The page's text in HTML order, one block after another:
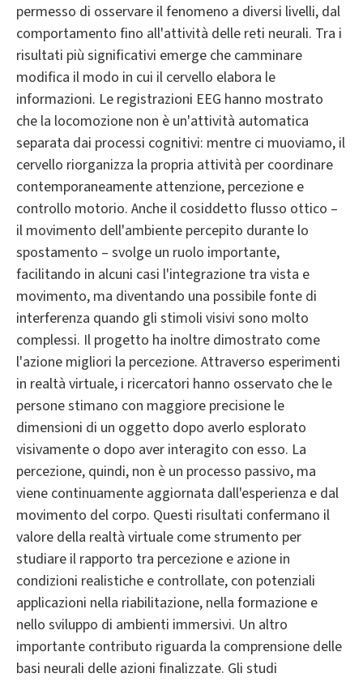
permesso di osservare il fenomeno a diversi livelli, dal
comportamento fino all'attività delle reti neurali. Tra i
risultati più significativi emerge che camminare
modifica il modo in cui il cervello elabora le
informazioni. Le registrazioni EEG hanno mostrato
che la locomozione non è un'attività automatica
separata dai processi cognitivi: mentre ci muoviamo, il
cervello riorganizza la propria attività per coordinare
contemporaneamente attenzione, percezione e
controllo motorio. Anche il cosiddetto flusso ottico –
il movimento dell'ambiente percepito durante lo
spostamento – svolge un ruolo importante,
facilitando in alcuni casi l'integrazione tra vista e
movimento, ma diventando una possibile fonte di
interferenza quando gli stimoli visivi sono molto
complessi. Il progetto ha inoltre dimostrato come
l'azione migliori la percezione. Attraverso esperimenti
in realtà virtuale, i ricercatori hanno osservato che le
persone stimano con maggiore precisione le
dimensioni di un oggetto dopo averlo esplorato
visivamente o dopo aver interagito con esso. La
percezione, quindi, non è un processo passivo, ma
viene continuamente aggiornata dall'esperienza e dal
movimento del corpo. Questi risultati confermano il
valore della realtà virtuale come strumento per
studiare il rapporto tra percezione e azione in
condizioni realistiche e controllate, con potenziali
applicazioni nella riabilitazione, nella formazione e
nello sviluppo di ambienti immersivi. Un altro
importante contributo riguarda la comprensione delle
basi neurali delle azioni finalizzate. Gli studi